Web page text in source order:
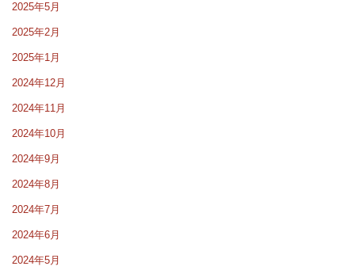
2025年5月
2025年2月
2025年1月
2024年12月
2024年11月
2024年10月
2024年9月
2024年8月
2024年7月
2024年6月
2024年5月